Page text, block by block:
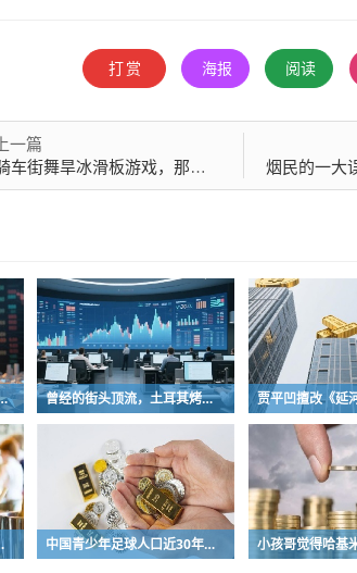
打赏 海报 阅读
上一篇
游戏，那是一把好手，就是学习不行
烟民的一大
众怒了：让她下台！ 曾经的街头顶流，土耳其烤肉为什么消失了？
坚持不下去了 中国青少年足球人口近30年是断崖式下降